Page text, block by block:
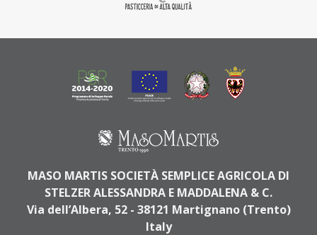
MASO MARTIS SOCIETÀ SEMPLICE AGRICOLA DI
STELZER ALESSANDRA E MADDALENA & C.
Via dell’Albera, 52 - 38121 Martignano (Trento)
Italy